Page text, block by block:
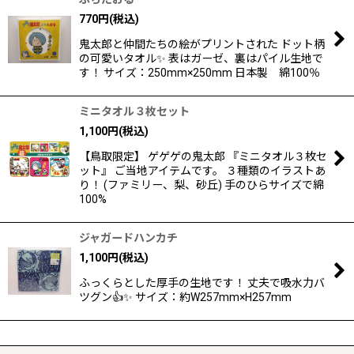
770円(税込)
鬼太郎と仲間たちの絵がプリントされた ドット柄
の可愛いタオル✨ 表はガーゼ、裏はパイル生地で
す！ サイズ：250mm×250mm 日本製 綿100％
ミニタオル３枚セット
1,100円(税込)
【鳥取限定】 ゲゲゲの鬼太郎 『ミニタオル３枚セ
ット』 ご当地アイテムです。 ３種類のイラストあ
り！ (ファミリー、梨、砂丘) 手のひらサイズで綿
100%
ジャガードハンカチ
1,100円(税込)
ふっくらとした厚手の生地です！ 丈夫で吸水力バ
ツグン👍✨ サイズ：約W257mm×H257mm